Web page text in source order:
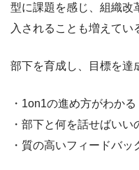
型に課題を感じ、組織改
入されることも増えてい
部下を育成し、目標を達
・1on1の進め方がわかる
・部下と何を話せばいい
・質の高いフィードバッ